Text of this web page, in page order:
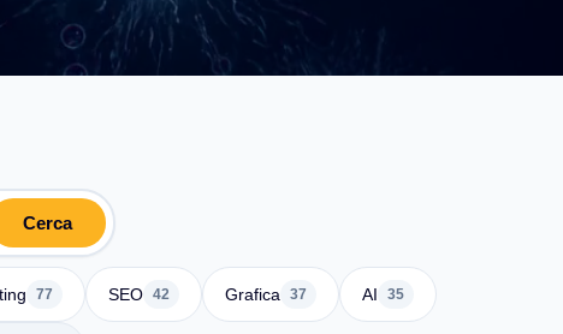
Cerca
77 SEO 42 Grafica 37 AI 35